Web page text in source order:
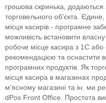
грошова скринька, додаються
торговельного об'єкта.
місця касирів - програмне
можливість встановити
робоче місце касира з 1С
рекомендацією та оснастити
програмних продуктів. Як
місця касира в магазинах
м'ясному магазині та ін. ми
dPos Front Office. Простота